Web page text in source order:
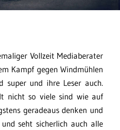
Vollzeit Mediaberater
Kampf gegen Windmühlen
super und ihre Leser auch.
nicht so viele sind wie auf
geradeaus denken und
seht sicherlich auch alle